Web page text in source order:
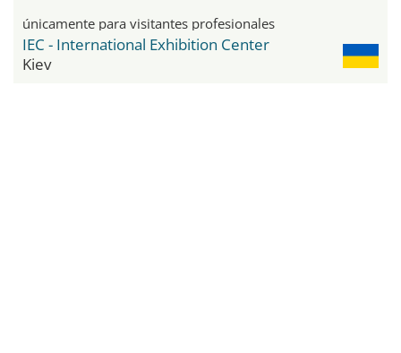
únicamente para visitantes profesionales
IEC - International Exhibition Center
Kiev